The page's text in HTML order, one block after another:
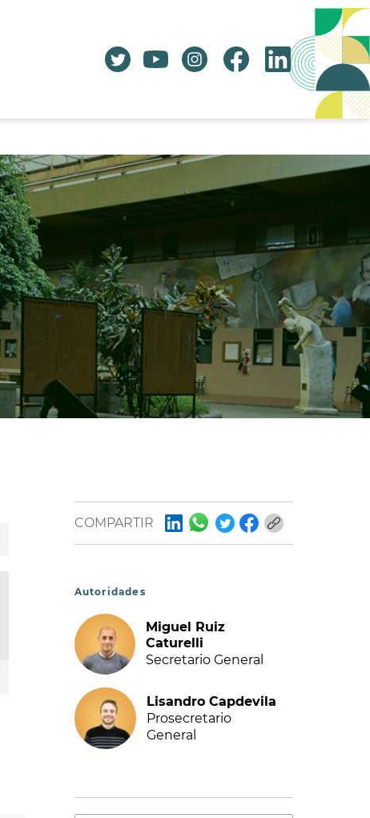
COMPARTIR
Autoridades
Miguel Ruiz
Caturelli
Secretario General
Lisandro Capdevila
Prosecretario
General